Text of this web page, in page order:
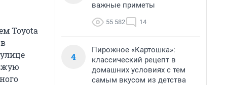
Toyota
важные приметы
55 582 14
4
Пирожное «Картошка»:
классический рецепт в
домашних условиях с тем
самым вкусом из детства